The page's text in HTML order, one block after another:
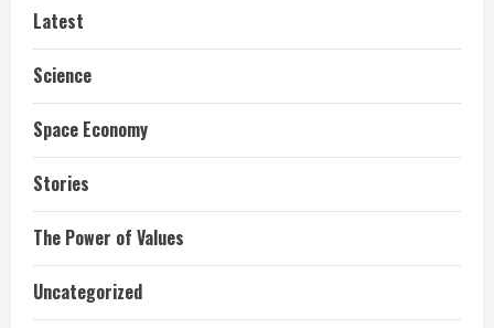
Latest
Science
Space Economy
Stories
The Power of Values
Uncategorized